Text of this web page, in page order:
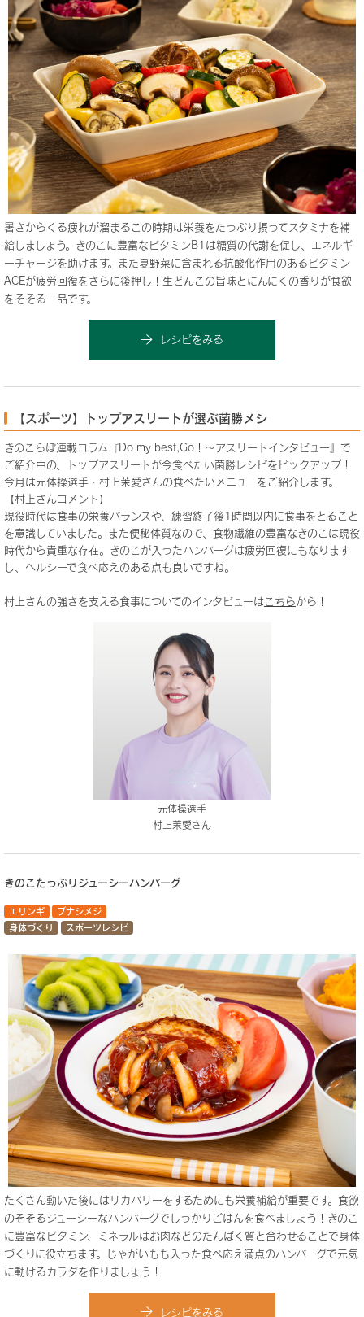
暑さからくる疲れが溜まるこの時期は栄養をたっぷり摂ってスタミナを補
給しましょう。きのこに豊富なビタミンB1は糖質の代謝を促し、エネルギ
ーチャージを助けます。また夏野菜に含まれる抗酸化作用のあるビタミン
ACEが疲労回復をさらに後押し！生どんこの旨味とにんにくの香りが食欲
をそそる一品です。
レシピをみる
【スポーツ】トップアスリートが選ぶ菌勝メシ
きのこらぼ連載コラム『Do my best,Go！～アスリートインタビュー』で
ご紹介中の、トップアスリートが今食べたい菌勝レシピをピックアップ！
今月は元体操選手・村上茉愛さんの食べたいメニューをご紹介します。
【村上さんコメント】
現役時代は食事の栄養バランスや、練習終了後1時間以内に食事をとること
を意識していました。また便秘体質なので、食物繊維の豊富なきのこは現役
時代から貴重な存在。きのこが入ったハンバーグは疲労回復にもなります
し、ヘルシーで食べ応えのある点も良いですね。
村上さんの強さを支える食事についてのインタビューはこちらから！
元体操選手
村上茉愛さん
きのこたっぷりジューシーハンバーグ
エリンギ
ブナシメジ
身体づくり
スポーツレシピ
たくさん動いた後にはリカバリーをするためにも栄養補給が重要です。食欲
のそそるジューシーなハンバーグでしっかりごはんを食べましょう！きのこ
に豊富なビタミン、ミネラルはお肉などのたんぱく質と合わせることで身体
づくりに役立ちます。じゃがいもも入った食べ応え満点のハンバーグで元気
に動けるカラダを作りましょう！
レシピをみる